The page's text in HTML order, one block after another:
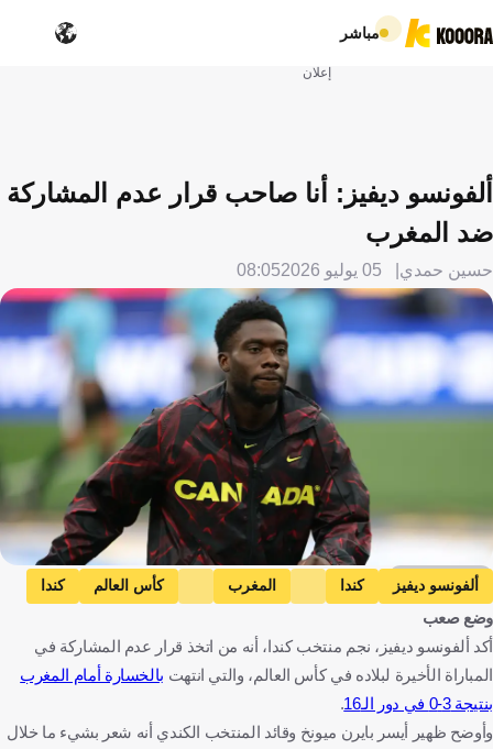
مباشر
إعلان
ألفونسو ديفيز: أنا صاحب قرار عدم المشاركة
ضد المغرب
حسين حمدي 05 يوليو 2026 08:05
Getty Images
ألفونسو ديفيز كندا المغرب كأس العالم
كندا
المغرب
وضع صعب
أكد ألفونسو ديفيز، نجم منتخب كندا، أنه من اتخذ قرار عدم المشاركة في
المباراة الأخيرة لبلاده في كأس العالم، والتي انتهت بالخسارة أمام المغرب
بنتيجة 3-0 في دور الـ16
.
وأوضح ظهير أيسر بايرن ميونخ وقائد المنتخب الكندي أنه شعر بشيء ما خلال